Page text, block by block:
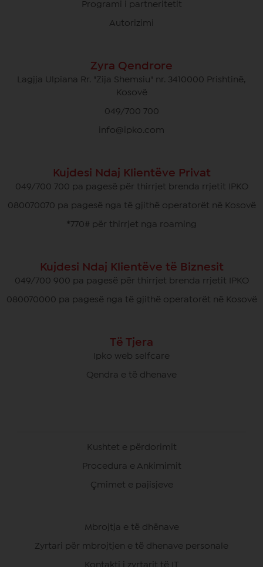
Programi i partneritetit
Autorizimi
Zyra Qendrore
Lagjja Ulpiana Rr. "Zija Shemsiu" nr. 3410000 Prishtinë,
Kosovë
049/700 700
info@ipko.com
Kujdesi Ndaj Klientëve Privat
049/700 700 pa pagesë për thirrjet brenda rrjetit IPKO
080070070 pa pagesë nga të gjithë operatorët në Kosovë
*770# për thirrjet nga roaming
Kujdesi Ndaj Klientëve të Biznesit
049/700 900 pa pagesë për thirrjet brenda rrjetit IPKO
080070000 pa pagesë nga të gjithë operatorët në Kosovë
Të Tjera
Ipko web selfcare
Qendra e të dhenave
Kushtet e përdorimit
Procedura e Ankimimit
Çmimet e pajisjeve
Mbrojtja e të dhënave
Zyrtari për mbrojtjen e të dhenave personale
Kontakti i zyrtarit të IT